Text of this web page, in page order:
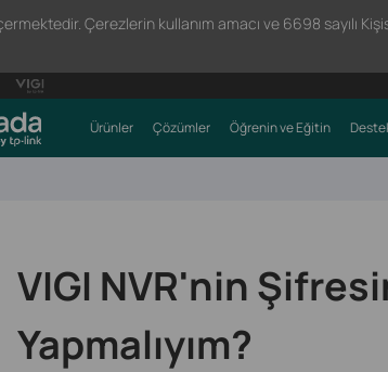
Çerezlerin kullanım amacı ve 6698 sayılı
Ürünler Çözümler Öğrenin ve Eğitin
VIGI NVR'nin
Yapmalıyım?